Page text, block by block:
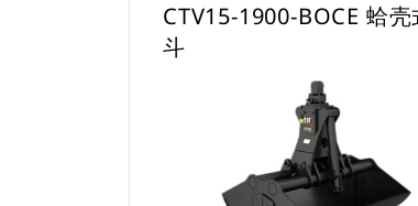
CTV15-1900-BOCE 蛤壳
斗